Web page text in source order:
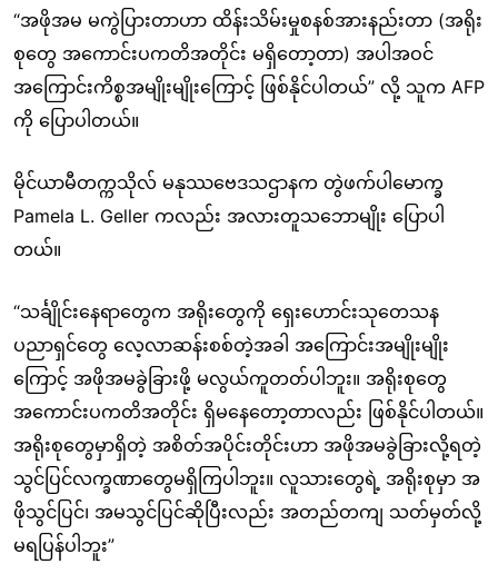
“အဖိုအမ မကွဲပြားတာဟာ ထိန်းသိမ်းမှုစနစ်အားနည်းတာ (အရိုး
စုတွေ အကောင်းပကတိအတိုင်း မရှိတော့တာ) အပါအဝင်
အကြောင်းကိစ္စအမျိုးမျိုးကြောင့် ဖြစ်နိုင်ပါတယ်” လို့ သူက AFP
ကို ပြောပါတယ်။
မိုင်ယာမီတက္ကသိုလ် မနုဿဗေဒသဌာနက တွဲဖက်ပါမောက္ခ
Pamela L. Geller ကလည်း အလားတူသဘောမျိုး ပြောပါ
တယ်။
“သင်္ချိုင်းနေရာတွေက အရိုးတွေကို ရှေးဟောင်းသုတေသန
ပညာရှင်တွေ လေ့လာဆန်းစစ်တဲ့အခါ အကြောင်းအမျိုးမျိုး
ကြောင့် အဖိုအမခွဲခြားဖို့ မလွယ်ကူတတ်ပါဘူး။ အရိုးစုတွေ
အကောင်းပကတိအတိုင်း ရှိမနေတော့တာလည်း ဖြစ်နိုင်ပါတယ်။
အရိုးစုတွေမှာရှိတဲ့ အစိတ်အပိုင်းတိုင်းဟာ အဖိုအမခွဲခြားလို့ရတဲ့
သွင်ပြင်လက္ခဏာတွေမရှိကြပါဘူး။ လူသားတွေရဲ့ အရိုးစုမှာ အ
ဖိုသွင်ပြင်၊ အမသွင်ပြင်ဆိုပြီးလည်း အတည်တကျ သတ်မှတ်လို့
မရပြန်ပါဘူး”